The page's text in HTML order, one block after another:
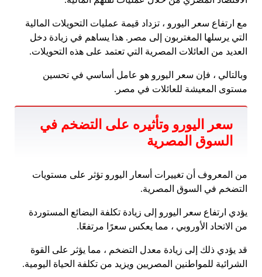
مع ارتفاع سعر اليورو ، تزداد قيمة عمليات التحويلات المالية
التي يرسلها المغتربون إلى مصر. هذا يساهم في زيادة دخل
العديد من العائلات المصرية التي تعتمد على هذه التحويلات.
وبالتالي ، فإن سعر اليورو هو عامل أساسي في تحسين
مستوى المعيشة للعائلات في مصر.
سعر اليورو وتأثيره على التضخم في
السوق المصرية
من المعروف أن تغييرات أسعار اليورو تؤثر على مستويات
التضخم في السوق المصرية.
يؤدي ارتفاع سعر اليورو إلى زيادة تكلفة البضائع المستوردة
من الاتحاد الأوروبي ، مما يعكس سعرًا مرتفعًا.
قد يؤدي ذلك إلى زيادة معدل التضخم ، مما يؤثر على القوة
الشرائية للمواطنين المصريين ويزيد من تكلفة الحياة اليومية.